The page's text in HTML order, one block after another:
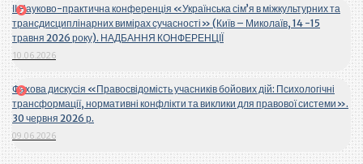
ІІ Науково-практична конференція «Українська сім’я в міжкультурних та
трансдисциплінарних вимірах сучасності» (Київ – Миколаїв, 14 -15
травня 2026 року). НАДБАННЯ КОНФЕРЕНЦІЇ
10.06.2026
Фахова дискусія «Правосвідомість учасників бойових дій: Психологічні
трансформації, нормативні конфлікти та виклики для правової системи».
30 червня 2026 р.
09.06.2026